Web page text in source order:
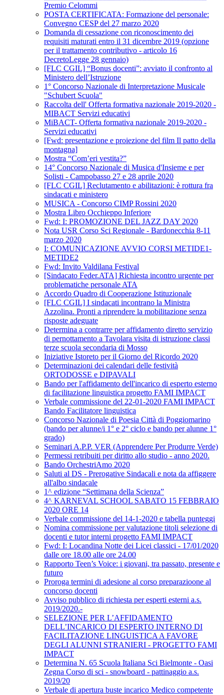
Premio Celommi
POSTA CERTIFICATA: Formazione del personale:
Convegno CESP del 27 marzo 2020
Domanda di cessazione con riconoscimento dei
requisiti maturati entro il 31 dicembre 2019 (opzione
per il trattamento contributivo - articolo 16
DecretoLegge 28 gennaio)
[FLC CGIL] “Bonus docenti”: avviato il confronto al
Ministero dell’Istruzione
1° Concorso Nazionale di Interpretazione Musicale
"Schubert Scuola"
Raccolta dell' Offerta formativa nazionale 2019-2020 -
MIBACT Servizi educativi
MiBACT- Offerta formativa nazionale 2019-2020 -
Servizi educativi
[Fwd: presentazione e proiezione del film Il patto della
montagna]
Mostra “Com’eri vestita?”
14° Concorso Nazionale di Musica d'Insieme e per
Solisti - Campobasso 27 e 28 aprile 2020
[FLC CGIL] Reclutamento e abilitazioni: è rottura fra
sindacati e ministero
MUSICA - Concorso CIMP Rossini 2020
Mostra Libro Occhieppo Inferiore
Fwd: I: PROMOZIONE DEL JAZZ DAY 2020
Nota USR Corso Sci Regionale - Bardonecchia 8-11
marzo 2020
I: COMUNICAZIONE AVVIO CORSI METIDE1-
METIDE2
Fwd: Invito Valdilana Festival
[Sindacato Feder.ATA] Richiesta incontro urgente per
problematiche personale ATA
Accordo Quadro di Cooperazione Istituzionale
[FLC CGIL] I sindacati incontrano la Ministra
Azzolina. Pronti a riprendere la mobilitazione senza
risposte adeguate
Determina a contrarre per affidamento diretto servizio
di pernottamento a Tavolara visita di istruzione classi
terze scuola secondaria di Mosso
Iniziative Istoreto per il Giorno del Ricordo 2020
Determinazioni dei calendari delle festività
ORTODOSSE e DIPAVALI
Bando per l'affidamento dell'incarico di esperto esterno
di facilitazione linguistica progetto FAMI IMPACT
Verbale commissione del 22-01-2020 FAMI IMPACT
Bando Facilitatore linguistica
Concorso Nazionale di Poesia Città di Poggiomarino
(bando per alunne/i 1° e 2° ciclo e bando per alunne 1°
grado)
Seminari A.P.P. VER (Apprendere Per Produrre Verde)
Permessi retribuiti per diritto allo studio - anno 2020.
Bando OrchestriAmo 2020
Saluti al DS - Prerogative Sindacali e nota da affiggere
all'albo sindacale
1^ edizione “Settimana della Scienza”
4^ KARNEVAL SCHOOL SABATO 15 FEBBRAIO
2020 ORE 14
Verbale commissione del 14-1-2020 e tabella punteggi
Nomina commissione per valutazione titoli selezione di
docenti e tutor interni progetto FAMI IMPACT
Fwd: I: Locandina Notte dei Licei classici - 17/01/2020
dalle ore 18.00 alle ore 24.00
Rapporto Teen’s Voice: i giovani, tra passato, presente e
futuro
Proroga termini di adesione al corso preparazioone al
concorso docenti
Avviso pubblico di richiesta per esperti esterni a.s.
2019/2020.-
SELEZIONE PER L’AFFIDAMENTO
DELL’INCARICO DI ESPERTO INTERNO DI
FACILITAZIONE LINGUISTICA A FAVORE
DEGLI ALUNNI STRANIERI - PROGETTO FAMI
IMPACT
Determina N. 65 Scuola Italiana Sci Bielmonte - Oasi
Zegna Corso di sci - snowboard - pattinaggio a.s.
2019/20
Verbale di apertura buste incarico Medico competente